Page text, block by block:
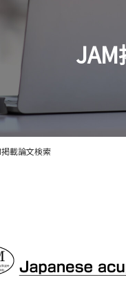
掲載論文検索